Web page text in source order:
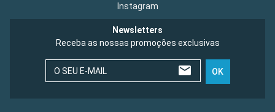
Instagram
Newsletters
Receba as nossas promoções exclusivas
O SEU E-MAIL OK